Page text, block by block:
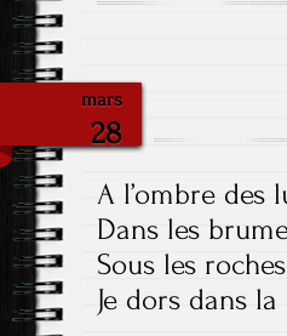
mars
28
A l’ombre des
Dans les
Sous les
Je dors dans